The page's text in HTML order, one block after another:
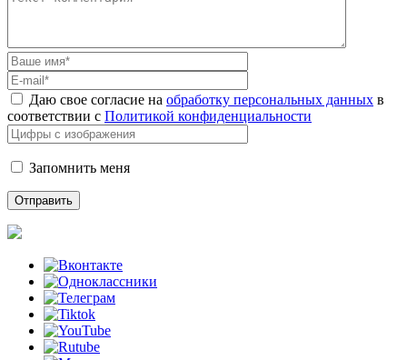
Даю свое согласие на обработку персональных данных в
соответствии с Политикой конфиденциальности
Запомнить меня